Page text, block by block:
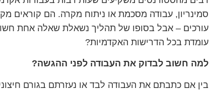
סמינריון, עבודה מסכמת או ניתוח מקרה. הם קוראים
עורכים – אבל בסופו של תהליך נשאלת שאלה אחת
עומדת בכל הדרישות האקדמיות?
למה חשוב לבדוק את העבודה לפני ההגשה?
בין אם כתבתם את העבודה לבד או נעזרתם בגורם